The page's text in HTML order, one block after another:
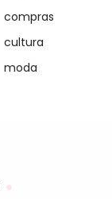
compras
cultura
moda